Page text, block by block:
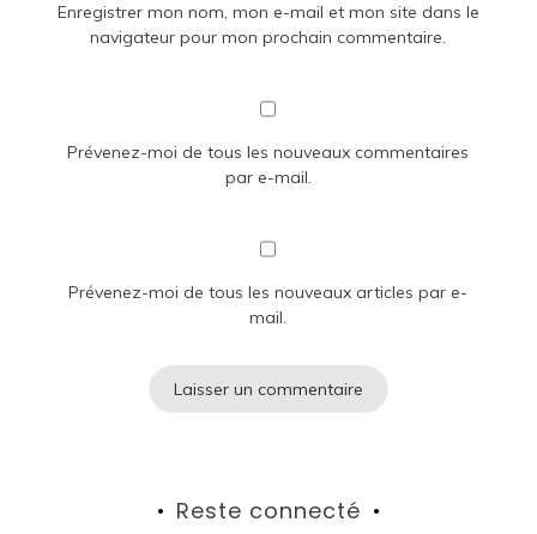
Enregistrer mon nom, mon e-mail et mon site dans le
navigateur pour mon prochain commentaire.
Prévenez-moi de tous les nouveaux commentaires
par e-mail.
Prévenez-moi de tous les nouveaux articles par e-
mail.
Reste connecté